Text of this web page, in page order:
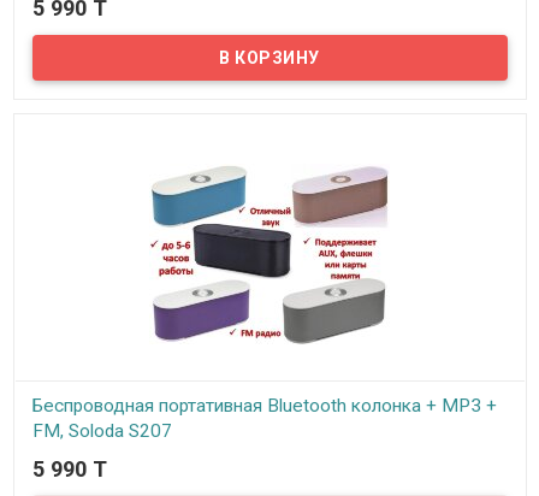
В наличии
Представляем вам беспроводную портативную Bluetooth
колонку, New Rixing NR-4023! Чистое, громкое звучание с
отличными басами никого не оставят равнодушным при
5 990 T
Беспроводная портативная Bluetooth колонка + MP3 +
FM, Soloda S207
В наличии
5 990 T